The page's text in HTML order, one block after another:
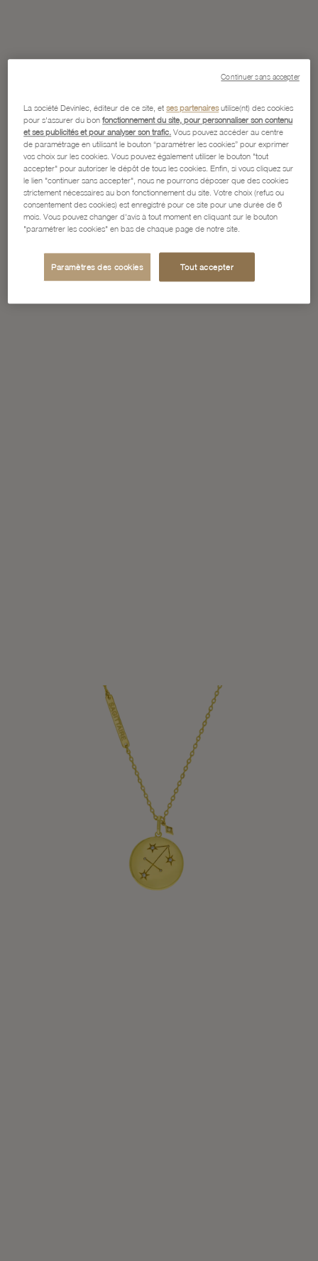
La société Devinlec, éditeur de ce site, etses partenairesutilise(nt) des cookies
pour s'assurer du bonfonctionnement du site, pour personnaliser son contenu
et ses publicités et pour analyser son trafic. Vous pouvez accéder au centre
de paramétrage en utilisant le bouton “paramétrer les cookies” pour exprimer
vos choix sur les cookies. Vous pouvez également utiliser le bouton "tout
accepter" pour autoriser le dépôt de tous les cookies. Enfin, si vous cliquez sur
le lien "continuer sans accepter", nous ne pourrons déposer que des cookies
strictement nécessaires au bon fonctionnement du site. Votre choix (refus ou
consentement des cookies) est enregistré pour ce site pour une durée de 6
mois. Vous pouvez changer d'avis à tout moment en cliquant sur le bouton
"paramétrer les cookies" en bas de chaque page de notre site.
Paramètres des cookies Tout accepter
Continuer sans accepter